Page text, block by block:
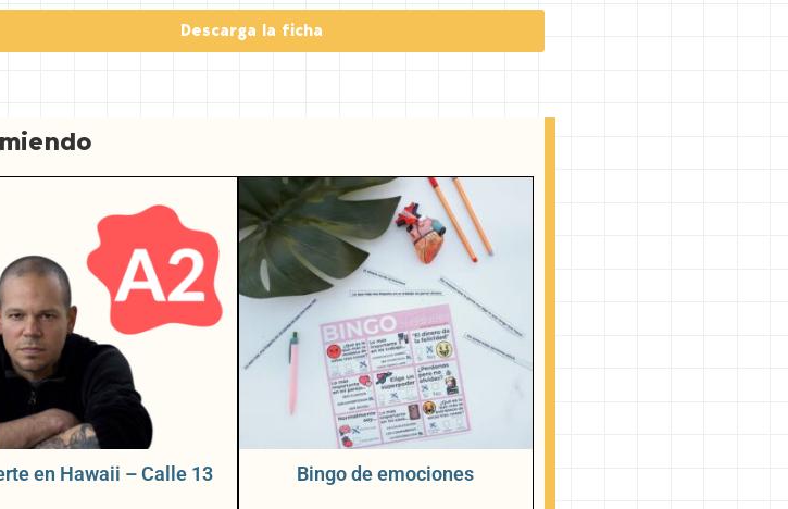
Descarga la ficha
en Hawaii – Calle 13 Bingo de emociones